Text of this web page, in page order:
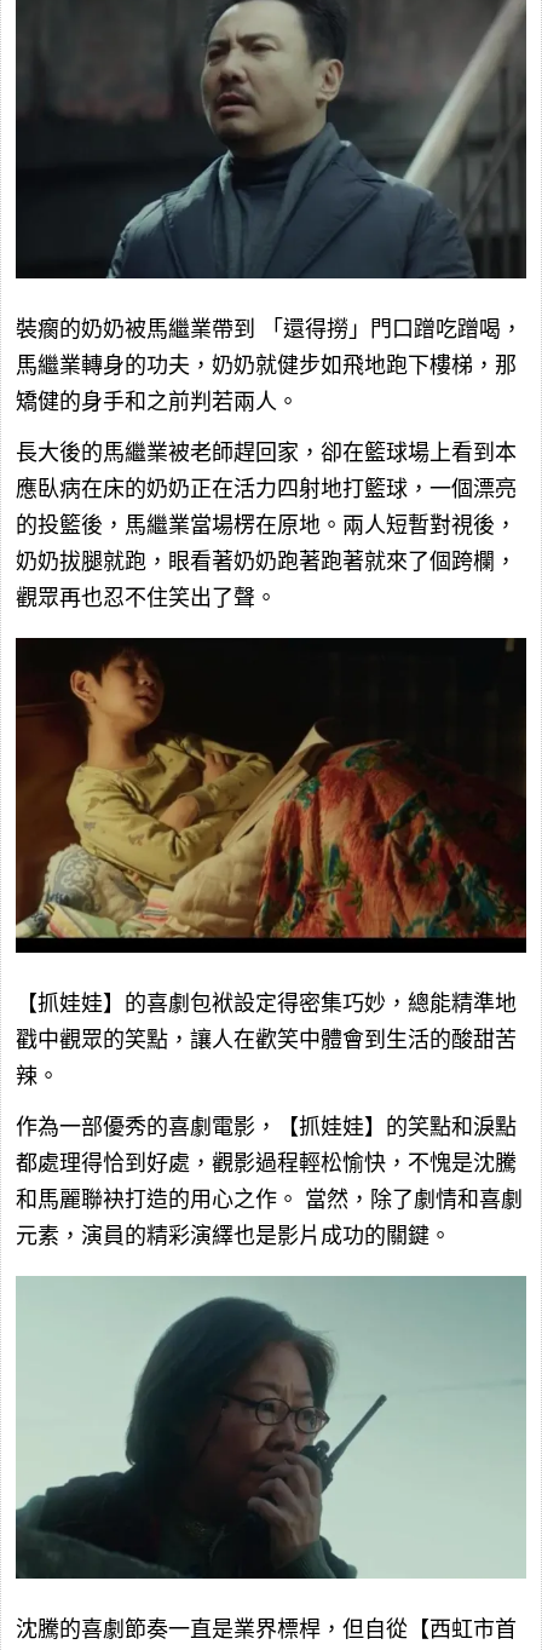
裝瘸的奶奶被馬繼業帶到
「還得撈」門口蹭吃蹭喝，
馬繼業轉身的功夫，奶奶就健步如飛地跑下樓梯，那
矯健的身手和之前判若兩人。
長大後的馬繼業被老師趕回家，卻在籃球場上看到本
應臥病在床的奶奶正在活力四射地打籃球，一個漂亮
的投籃後，馬繼業當場楞在原地。兩人短暫對視後，
奶奶拔腿就跑，眼看著奶奶跑著跑著就來了個跨欄，
觀眾再也忍不住笑出了聲。
【抓娃娃】的喜劇包袱設定得密集巧妙，總能精準地
戳中觀眾的笑點，讓人在歡笑中體會到生活的酸甜苦
辣。
作為一部優秀的喜劇電影，【抓娃娃】的笑點和淚點
都處理得恰到好處，觀影過程輕松愉快，不愧是沈騰
和馬麗聯袂打造的用心之作。 當然，除了劇情和喜劇
元素，演員的精彩演繹也是影片成功的關鍵。
沈騰的喜劇節奏一直是業界標桿，但自從【西虹市首